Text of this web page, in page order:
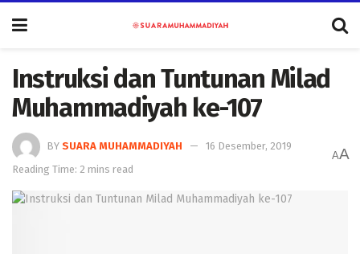
Instruksi dan Tuntunan Milad
Muhammadiyah ke-107
BY SUARA MUHAMMADIYAH
16 Desember, 2019
Reading Time: 2 mins read
AA